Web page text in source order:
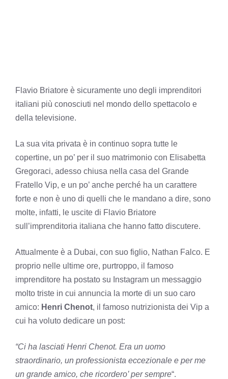
Flavio Briatore è sicuramente uno degli imprenditori
italiani più conosciuti nel mondo dello spettacolo e
della televisione.
La sua vita privata è in continuo sopra tutte le
copertine, un po’ per il suo matrimonio con Elisabetta
Gregoraci, adesso chiusa nella casa del Grande
Fratello Vip, e un po’ anche perché ha un carattere
forte e non è uno di quelli che le mandano a dire, sono
molte, infatti, le uscite di Flavio Briatore
sull’imprenditoria italiana che hanno fatto discutere.
Attualmente è a Dubai, con suo figlio, Nathan Falco. E
proprio nelle ultime ore, purtroppo, il famoso
imprenditore ha postato su Instagram un messaggio
molto triste in cui annuncia la morte di un suo caro
amico: Henri Chenot, il famoso nutrizionista dei Vip a
cui ha voluto dedicare un post:
“Ci ha lasciati Henri Chenot. Era un uomo
straordinario, un professionista eccezionale e per me
un grande amico, che ricordero’ per sempre“.